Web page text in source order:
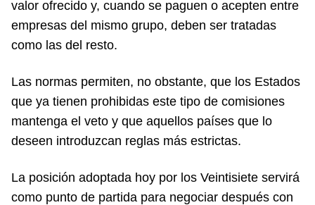
valor ofrecido y, cuando se paguen o acepten entre
empresas del mismo grupo, deben ser tratadas
como las del resto.
Las normas permiten, no obstante, que los Estados
que ya tienen prohibidas este tipo de comisiones
mantenga el veto y que aquellos países que lo
deseen introduzcan reglas más estrictas.
La posición adoptada hoy por los Veintisiete servirá
como punto de partida para negociar después con